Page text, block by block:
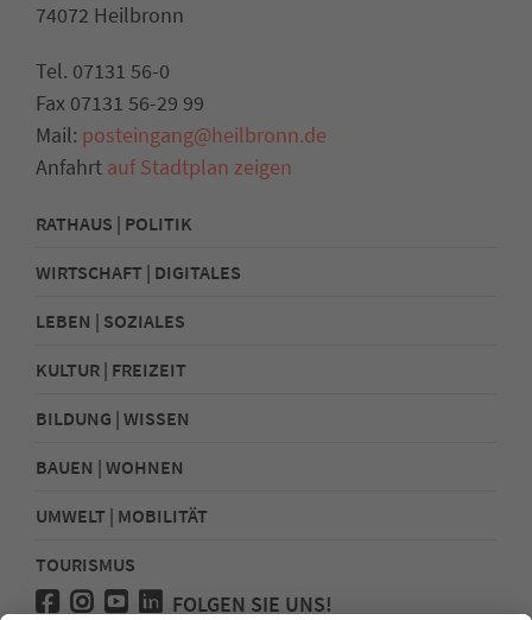
74072 Heilbronn
Tel. 07131 56-0
Fax 07131 56-29 99
Mail: posteingang@heilbronn.de
Anfahrt auf Stadtplan zeigen
RATHAUS | POLITIK
WIRTSCHAFT | DIGITALES
LEBEN | SOZIALES
KULTUR | FREIZEIT
BILDUNG | WISSEN
BAUEN | WOHNEN
UMWELT | MOBILITÄT
TOURISMUS
FOLGEN SIE UNS!